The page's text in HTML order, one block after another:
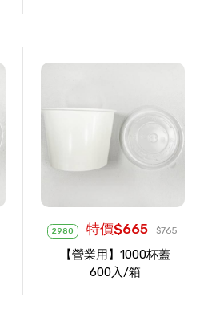
2980 特價$665 $765
【營業用】1000杯蓋
600入/箱